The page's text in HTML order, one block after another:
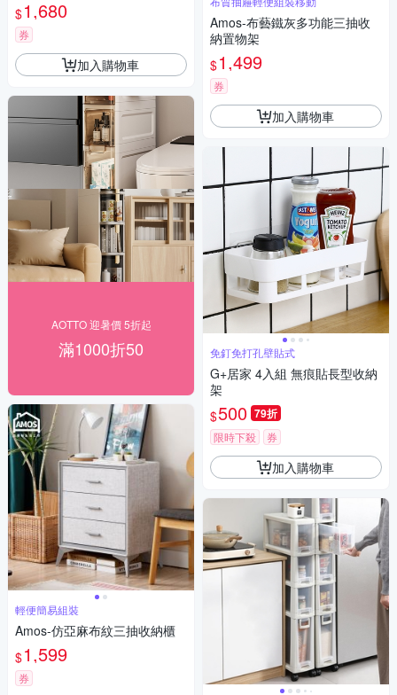
$1,680
券
加入購物車
AOTTO 迎暑價 5折起
滿1000折50
輕便簡易組裝
Amos-仿亞麻布紋三抽收納櫃
$1,599
券
Amos-布藝鐵灰多功能三抽收
納置物架
$1,499
券
加入購物車
免釘免打孔壁貼式
G+居家 4入組 無痕貼長型收納
架
$500 79折
限時下殺 券
加入購物車